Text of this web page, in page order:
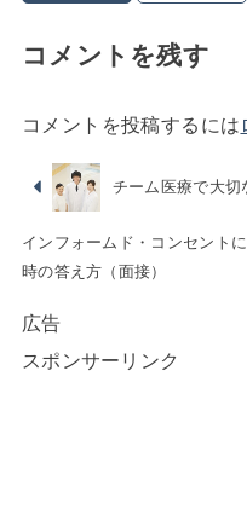
コメントを残す
コメントを投稿するには
チーム医療で大切
インフォームド・コンセント
時の答え方（面接）
広告
スポンサーリンク